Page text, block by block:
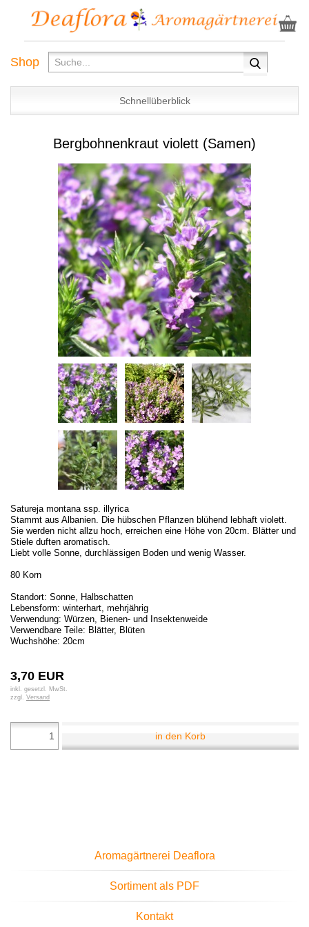
Shop
Schnellüberblick
Bergbohnenkraut violett (Samen)
Satureja montana ssp. illyrica
Stammt aus Albanien. Die hübschen Pflanzen blühend lebhaft violett.
Sie werden nicht allzu hoch, erreichen eine Höhe von 20cm. Blätter und
Stiele duften aromatisch.
Liebt volle Sonne, durchlässigen Boden und wenig Wasser.
80 Korn
Standort: Sonne, Halbschatten
Lebensform: winterhart, mehrjährig
Verwendung: Würzen, Bienen- und Insektenweide
Verwendbare Teile: Blätter, Blüten
Wuchshöhe: 20cm
3,70 EUR
inkl. gesetzl. MwSt.
zzgl. Versand
in den Korb
Aromagärtnerei Deaflora
Sortiment als PDF
Kontakt